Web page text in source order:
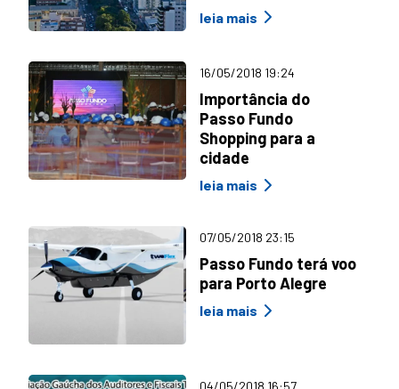
leia mais
16/05/2018 19:24
Importância do
Passo Fundo
Shopping para a
cidade
leia mais
07/05/2018 23:15
Passo Fundo terá voo
para Porto Alegre
leia mais
04/05/2018 16:57